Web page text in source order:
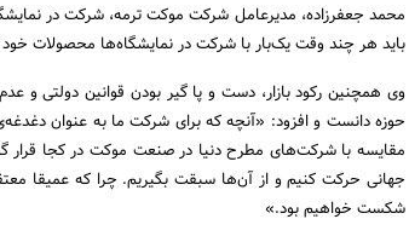
محمد جعفرزاده، مدیرعامل شرکت موکت ترمه، شرکت در
باید هر چند وقت یک‌بار با شرکت در نمایشگاه‌ها محصولات خود
وی همچنین رکود بازار، دست و پا گیر بودن قوانین دولتی و
حوزه دانست و افزود: «آنچه که برای شرکت ما به عنوان
مقایسه با شرکت‌های مطرح دنیا در صنعت موکت در کجا قرار
جهانی حرکت کنیم و از آن‌ها سبقت بگیریم. چرا که عمیقا
شکست خواهیم بود.»